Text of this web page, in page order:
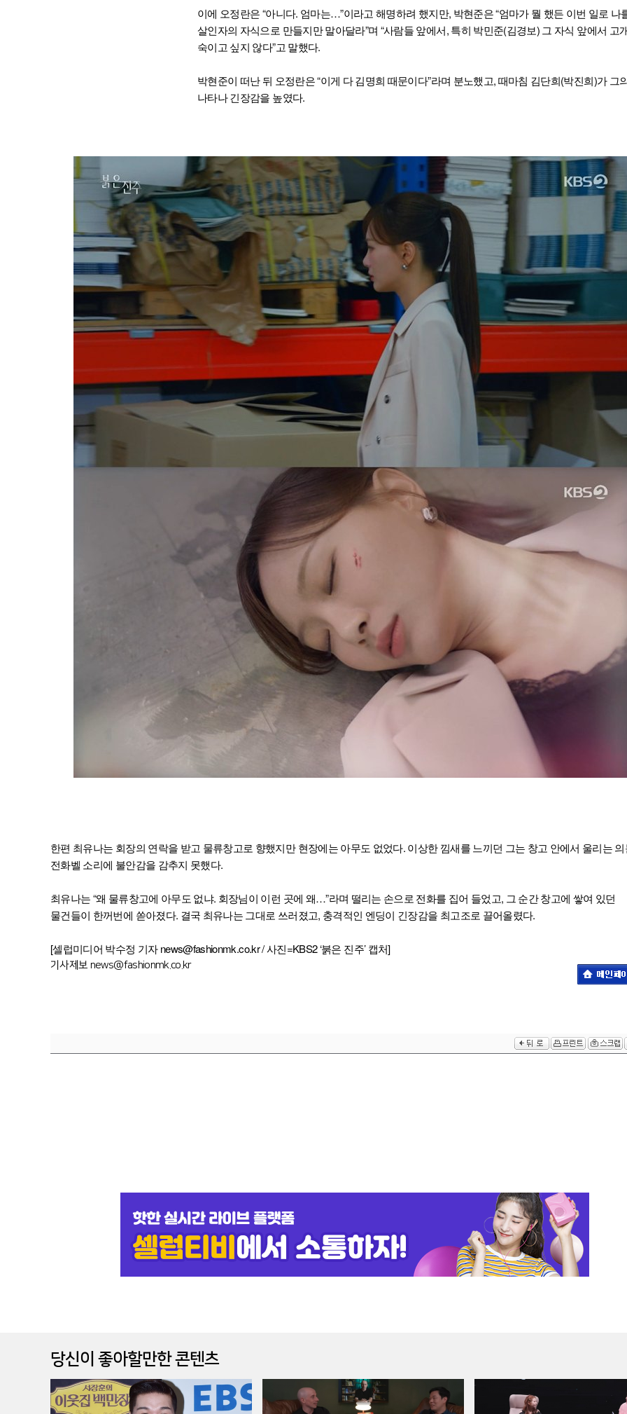
이에 오정란은 “아니다. 엄마는…”이라고 해명하려 했지만, 박현준은 “엄마가 뭘 했든 이번 일로 나
살인자의 자식으로 만들지만 말아달라”며 “사람들 앞에서, 특히 박민준(김경보) 그 자식 앞에서 고
숙이고 싶지 않다”고 말했다.
박현준이 떠난 뒤 오정란은 “이게 다 김명희 때문이다”라며 분노했고, 때마침 김단희(박진희)가 그
나타나 긴장감을 높였다.
한편 최유나는 회장의 연락을 받고 물류창고로 향했지만 현장에는 아무도 없었다. 이상한 낌새를 느끼던 그는 창고 안에서 울리는
전화벨 소리에 불안감을 감추지 못했다.
최유나는 “왜 물류창고에 아무도 없냐. 회장님이 이런 곳에 왜…”라며 떨리는 손으로 전화를 집어 들었고, 그 순간 창고에 쌓여 있던
물건들이 한꺼번에 쏟아졌다. 결국 최유나는 그대로 쓰러졌고, 충격적인 엔딩이 긴장감을 최고조로 끌어올렸다.
[셀럽미디어 박수정 기자 news@fashionmk.co.kr / 사진=KBS2 ‘붉은 진주’ 캡처]
기사제보 news@fashionmk.co.kr
당신이 좋아할만한 콘텐츠